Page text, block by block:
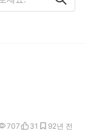
2년 전
707 31 9